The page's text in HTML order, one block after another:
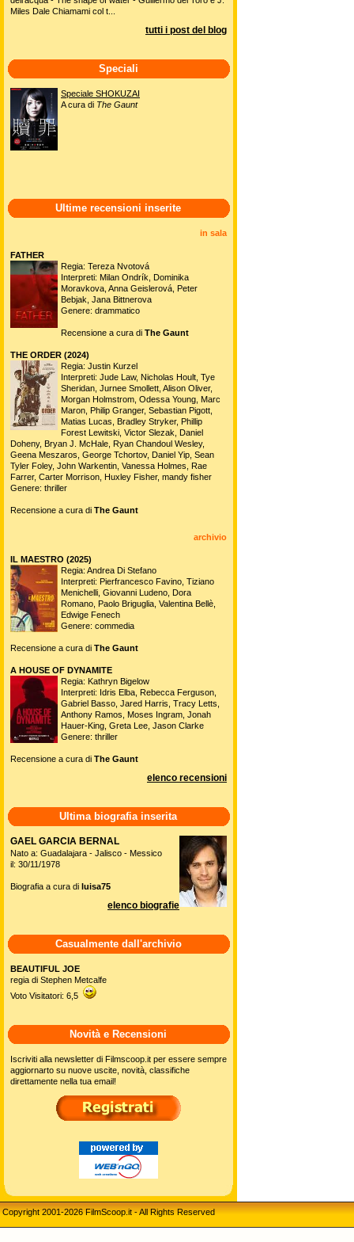
Miles Dale Chiamami col t...
tutti i post del blog
Speciali
Speciale SHOKUZAI
A cura di The Gaunt
Ultime recensioni inserite
in sala
FATHER
Regia: Tereza Nvotová
Interpreti: Milan Ondrík, Dominika
Moravkova, Anna Geislerová, Peter
Bebjak, Jana Bittnerova
Genere: drammatico
Recensione a cura di The Gaunt
THE ORDER (2024)
Regia: Justin Kurzel
Interpreti: Jude Law, Nicholas Hoult, Tye
Sheridan, Jurnee Smollett, Alison Oliver,
Morgan Holmstrom, Odessa Young, Marc
Maron, Philip Granger, Sebastian Pigott,
Matias Lucas, Bradley Stryker, Phillip
Forest Lewitski, Victor Slezak, Daniel
Doheny, Bryan J. McHale, Ryan Chandoul Wesley,
Geena Meszaros, George Tchortov, Daniel Yip, Sean
Tyler Foley, John Warkentin, Vanessa Holmes, Rae
Farrer, Carter Morrison, Huxley Fisher, mandy fisher
Genere: thriller
Recensione a cura di The Gaunt
archivio
IL MAESTRO (2025)
Regia: Andrea Di Stefano
Interpreti: Pierfrancesco Favino, Tiziano
Menichelli, Giovanni Ludeno, Dora
Romano, Paolo Briguglia, Valentina Bellè,
Edwige Fenech
Genere: commedia
Recensione a cura di The Gaunt
A HOUSE OF DYNAMITE
Regia: Kathryn Bigelow
Interpreti: Idris Elba, Rebecca Ferguson,
Gabriel Basso, Jared Harris, Tracy Letts,
Anthony Ramos, Moses Ingram, Jonah
Hauer-King, Greta Lee, Jason Clarke
Genere: thriller
Recensione a cura di The Gaunt
elenco recensioni
Ultima biografia inserita
GAEL GARCIA BERNAL
Nato a: Guadalajara - Jalisco - Messico
il: 30/11/1978
Biografia a cura di luisa75
elenco biografie
Casualmente dall'archivio
BEAUTIFUL JOE
regia di Stephen Metcalfe
Voto Visitatori: 6,5
Novità e Recensioni
Iscriviti alla newsletter di Filmscoop.it per essere sempre
aggiornarto su nuove uscite, novità, classifiche
direttamente nella tua email!
Copyright 2001-2026 FilmScoop.it - All Rights Reserved